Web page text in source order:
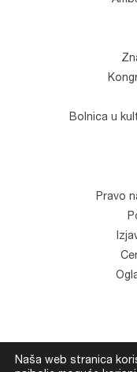
Bolnica u
Pravo
Naša web stranica